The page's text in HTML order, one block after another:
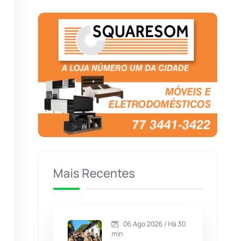
Bom Jesus da Lapa (505)
Boquira (152)
Botuporã (72)
Brasil (7679)
Brumado (31951)
Caculé
Caetité (1504)
Mais Recentes
06 Ago 2026 / Há 30
min